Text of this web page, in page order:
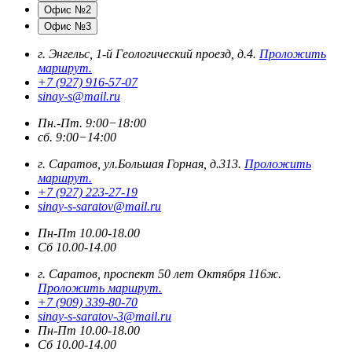
Офис №2
Офис №3
г. Энгельс, 1-й Геологический проезд, д.4. Проложить
маршрут.
+7 (927) 916-57-07
sinay-s@mail.ru
Пн.-Пт. 9:00−18:00
сб. 9:00−14:00
г. Саратов, ул.Большая Горная, д.313. Проложить
маршрут.
+7 (927) 223-27-19
sinay-s-saratov@mail.ru
Пн-Пт 10.00-18.00
Сб 10.00-14.00
г. Саратов, проспект 50 лет Октября 116ж.
Проложить маршрут.
+7 (909) 339-80-70
sinay-s-saratov-3@mail.ru
Пн-Пт 10.00-18.00
Сб 10.00-14.00